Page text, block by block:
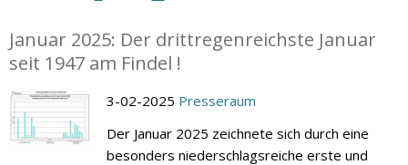
Januar 2025: Der drittregenreichste Januar
seit 1947 am Findel !
3-02-2025 Presseraum
Der Januar 2025 zeichnete sich durch eine
besonders niederschlagsreiche erste und